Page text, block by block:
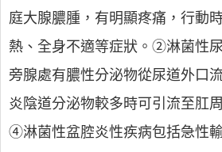
庭大腺膿腫，有明顯疼痛，行動
熱、全身不適等症狀。②淋菌性
旁腺處有膿性分泌物從尿道外口
炎陰道分泌物較多時可引流至肛
④淋菌性盆腔炎性疾病包括急性